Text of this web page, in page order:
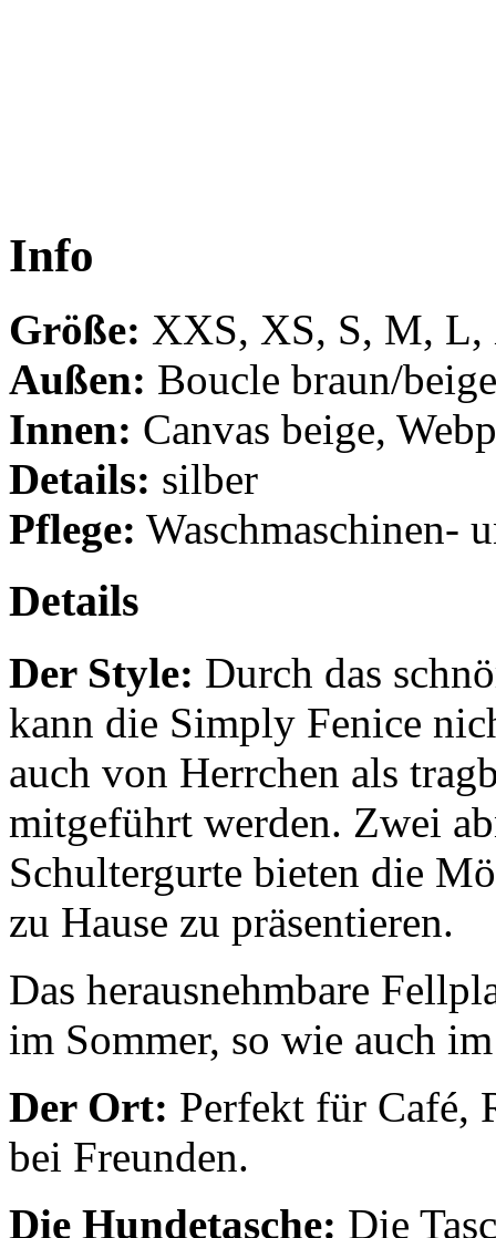
Info
Größe: XXS, XS, S, M,
Außen: Boucle braun/beige
Innen: Canvas beige,
Details: silber
Pflege: Waschmaschinen-
Details
Der Style: Durch das
kann die Simply Fenice
auch von Herrchen als
mitgeführt werden. Zwei
Schultergurte bieten die
zu Hause zu präsentieren.
Das herausnehmbare
im Sommer, so wie auch
Der Ort: Perfekt für Café,
bei Freunden.
Die Hundetasche: Die